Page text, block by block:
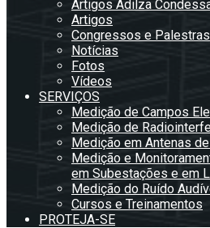
Artigos Adilza
Artigos
Congressos e Palestras
Notícias
Fotos
Vídeos
SERVIÇOS
Medição de Campos
Medição de
Medição em Antenas
Medição e
em Subestações e em
Medição do Ruído
Cursos e Treinamentos
PROTEJA-SE